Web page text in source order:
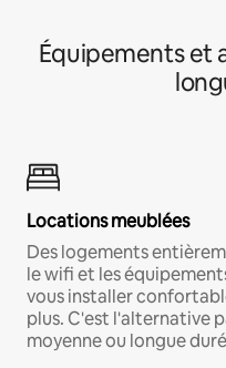
Équipements et
Locations meublées
Des logements
le wifi et les
vous installer
plus. C'est l'alternative
moyenne ou longue